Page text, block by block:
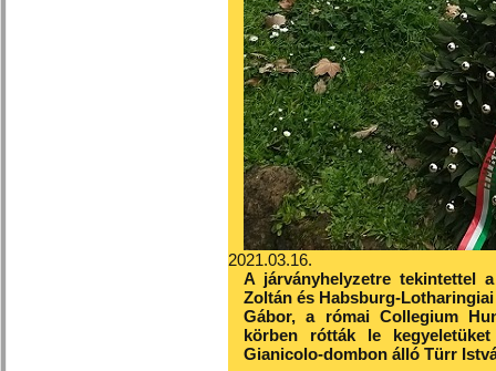
2021.03.16.
A járványhelyzetre tekintettel
Zoltán és Habsburg-
Gábor, a római Collegium
körben rótták le
Gianicolo-dombon álló Türr